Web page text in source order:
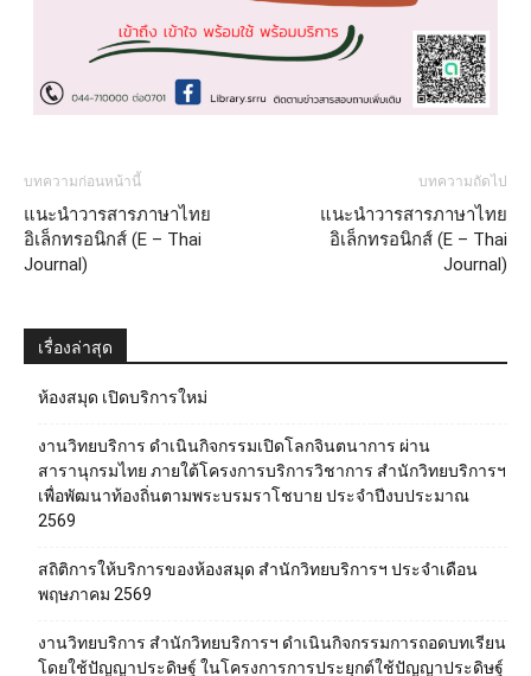
บทความก่อนหน้านี้
แนะนำวารสารภาษาไทย
อิเล็กทรอนิกส์ (E – Thai
Journal)
บทความถัดไป
แนะนำวารสารภาษาไทย
อิเล็กทรอนิกส์ (E – Thai
Journal)
เรื่องล่าสุด
ห้องสมุด เปิดบริการใหม่
งานวิทยบริการ ดำเนินกิจกรรมเปิดโลกจินตนาการ ผ่าน
สารานุกรมไทย ภายใต้โครงการบริการวิชาการ สำนักวิทยบริการฯ
เพื่อพัฒนาท้องถิ่นตามพระบรมราโชบาย ประจำปีงบประมาณ
2569
สถิติการให้บริการของห้องสมุด สำนักวิทยบริการฯ ประจำเดือน
พฤษภาคม 2569
งานวิทยบริการ สำนักวิทยบริการฯ ดำเนินกิจกรรมการถอดบทเรียน
โดยใช้ปัญญาประดิษฐ์ ในโครงการการประยุกต์ใช้ปัญญาประดิษฐ์